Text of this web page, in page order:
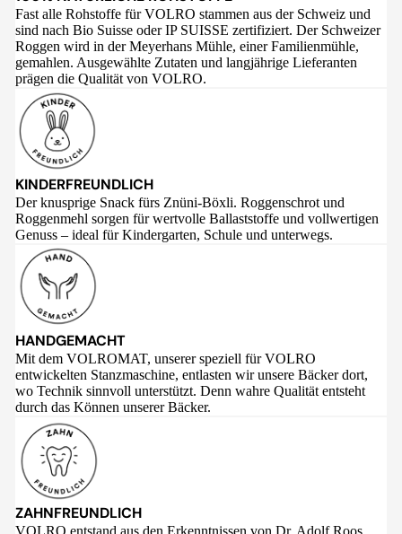
Fast alle Rohstoffe für VOLRO stammen aus der Schweiz und
sind nach Bio Suisse oder IP SUISSE zertifiziert. Der Schweizer
Roggen wird in der Meyerhans Mühle, einer Familienmühle,
gemahlen. Ausgewählte Zutaten und langjährige Lieferanten
prägen die Qualität von VOLRO.
KINDERFREUNDLICH
Der knusprige Snack fürs Znüni-Böxli. Roggenschrot und
Roggenmehl sorgen für wertvolle Ballaststoffe und vollwertigen
Genuss – ideal für Kindergarten, Schule und unterwegs.
HANDGEMACHT
Mit dem VOLROMAT, unserer speziell für VOLRO
entwickelten Stanzmaschine, entlasten wir unsere Bäcker dort,
wo Technik sinnvoll unterstützt. Denn wahre Qualität entsteht
durch das Können unserer Bäcker.
ZAHNFREUNDLICH
VOLRO entstand aus den Erkenntnissen von Dr. Adolf Roos,